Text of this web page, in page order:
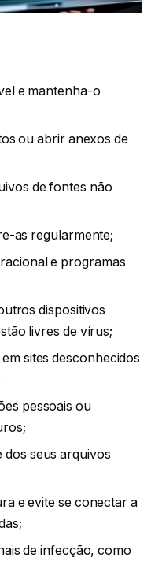
e mantenha-o
ou abrir anexos de
de fontes não
as regularmente;
e programas
dispositivos
livres de vírus;
sites desconhecidos
pessoais ou
seus arquivos
e evite se conectar a
de infecção, como